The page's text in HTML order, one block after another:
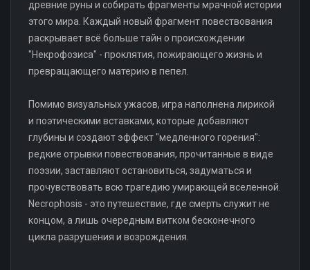
древние руны и собирать фрагменты мрачной истории
этого мира. Каждый новый фрагмент повествования
раскрывает всё больше тайн о происхождении
"Некрофозиса" - проклятия, пожирающего жизнь и
превращающего материю в пепел.
Помимо визуальных ужасов, игра наполнена лирикой
и поэтическими вставками, которые добавляют
глубины и создают эффект "медленного горения":
редкие отрывки повествования, прочитанные в виде
поэзии, заставляют остановиться, задуматься и
прочувствовать всю трагедию умирающей вселенной.
Necrophosis - это путешествие, где смерть служит не
концом, а лишь очередным витком бесконечного
цикла разрушения и возрождения.